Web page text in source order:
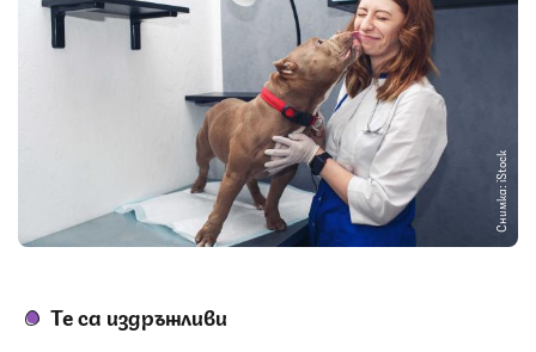
Снимка: iStock
Те са издръжливи